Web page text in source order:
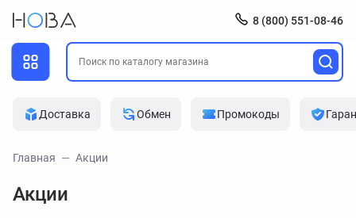
8 (800) 551-08-46
Доставка Обмен Промокоды
Главная Акции
Акции